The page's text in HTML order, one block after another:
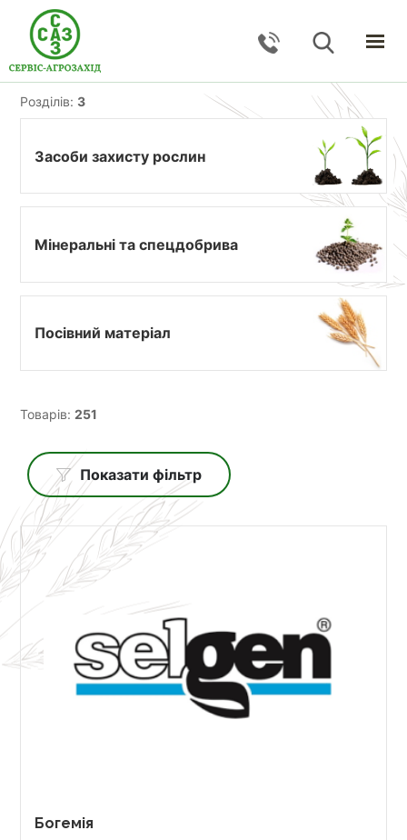
ГОЛОВНА
КАТАЛОГ
НОВИНИ
Тернопільська обл., с. Великі Гаї, вул. Підлісна, 27
+38 (067) 24–38–191
serviceagrozahid@gmail.com
Розділів: 3
Засоби захисту рослин
Мінеральні та спецдобрива
Посівний матеріал
Товарів: 251
Показати фільтр
Богемія